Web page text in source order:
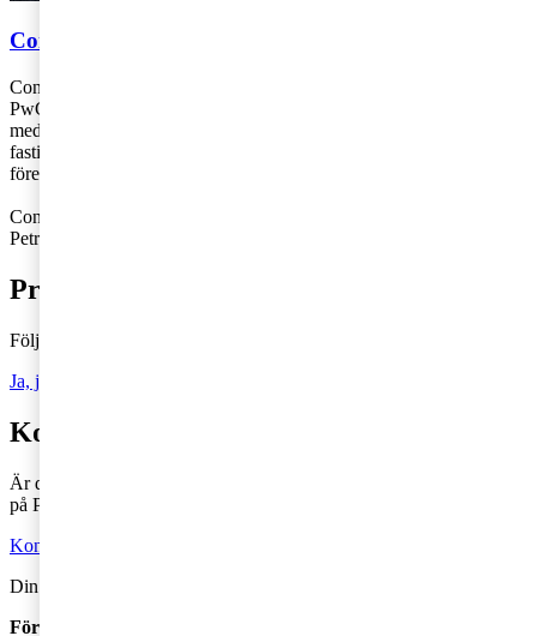
Constantina Boberg & Petra Steen
Constantina Boberg och Petra Steen arbetar som skatterådgivare på
PwC:s kontor i Uppsala respektive Linköping. Constantina arbetar
med företagsbeskattning och är särskilt inriktad på skattefrågor för
fastighetsbolag. Petra arbetar med nationell och internationell
företagsbeskattning.
Constantina: 010-212 66 64,
Petra: 070-689 11 21,
Prenumerera på Tax matters
Följ vår blogg och håll dig uppdaterad på det senaste inom skatt
Ja, jag vill prenumerera på Tax matters
Kontakta en skatterådgivare
Är du intresserad av våra tjänster och vill komma i kontakt med oss
på PwC?
Kontakta oss
Din kommentar publiceras i anslutning till blogginlägget.
Förnamn